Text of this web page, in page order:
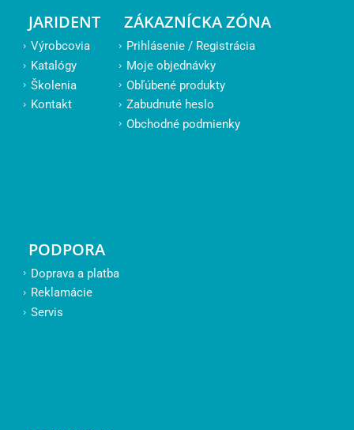
JARIDENT
Výrobcovia
Katalógy
Školenia
Kontakt
ZÁKAZNÍCKA ZÓNA
Prihlásenie / Registrácia
Moje objednávky
Obľúbené produkty
Zabudnuté heslo
Obchodné podmienky
PODPORA
Doprava a platba
Reklamácie
Servis